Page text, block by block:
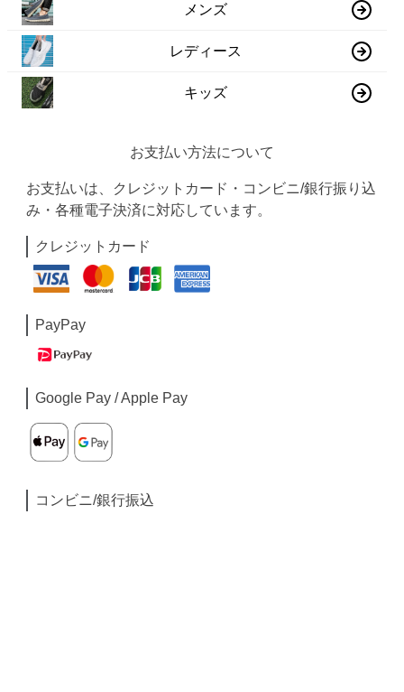
メンズ
レディース
キッズ
お支払い方法について
お支払いは、クレジットカード・コンビニ/銀行振り込
み・各種電子決済に対応しています。
クレジットカード
PayPay
Google Pay / Apple Pay
コンビニ/銀行振込